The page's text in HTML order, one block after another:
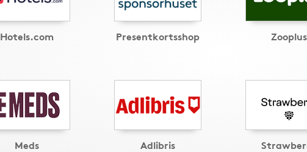
Hotels.com Presentkortsshop Zooplus
Meds Adlibris